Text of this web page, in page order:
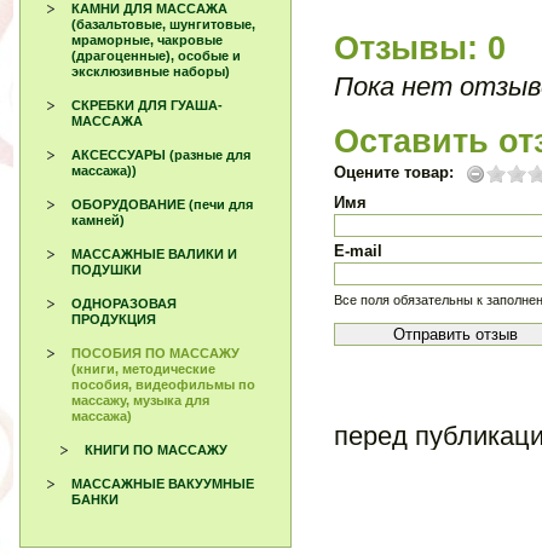
КАМНИ ДЛЯ МАССАЖА
(базальтовые, шунгитовые,
мраморные, чакровые
(драгоценные), особые и
эксклюзивные наборы)
СКРЕБКИ ДЛЯ ГУАША-
МАССАЖА
АКСЕССУАРЫ (разные для
массажа))
ОБОРУДОВАНИЕ (печи для
камней)
МАССАЖНЫЕ ВАЛИКИ И
ПОДУШКИ
ОДНОРАЗОВАЯ
ПРОДУКЦИЯ
ПОСОБИЯ ПО МАССАЖУ
(книги, методические
пособия, видеофильмы по
массажу, музыка для
массажа)
КНИГИ ПО МАССАЖУ
МАССАЖНЫЕ ВАКУУМНЫЕ
БАНКИ
Отзывы: 0
Пока нет
Оставить
Оцените товар:
Имя
E-mail
Все поля обязательны к
перед